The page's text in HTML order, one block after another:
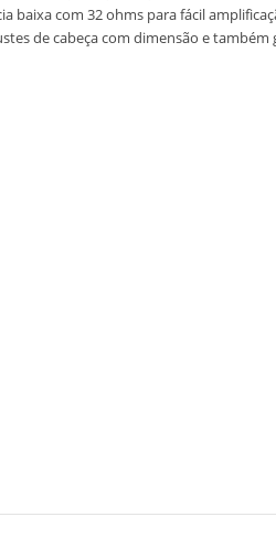
baixa com 32 ohms para fácil
de cabeça com dimensão e